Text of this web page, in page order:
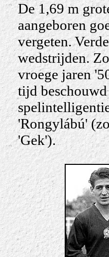
De 1,69 m
aangeboren
vergeten.
wedstrijden.
vroege jaren
tijd
'Rongylábú'
'Gek').